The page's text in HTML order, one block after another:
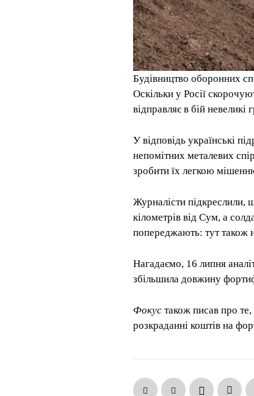
Будівництво оборонних
Оскільки у Росії
відправляє в бій невеликі
У відповідь українські
непомітних металевих
зробити їх легкою
Журналісти підкреслили,
кілометрів від Сум, а
попереджають: тут також
Нагадаємо, 16 липня
збільшила довжину
Фокус також писав про
розкраданні коштів на